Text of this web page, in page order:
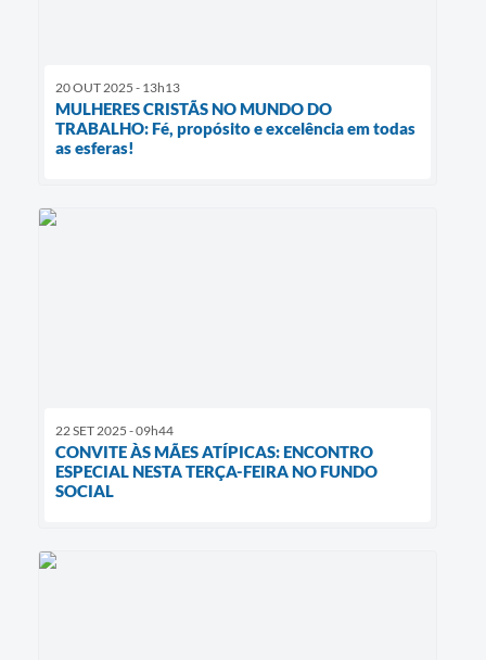
20 OUT 2025 - 13h13
MULHERES CRISTÃS NO MUNDO DO
TRABALHO: Fé, propósito e excelência em todas
as esferas!
22 SET 2025 - 09h44
CONVITE ÀS MÃES ATÍPICAS: ENCONTRO
ESPECIAL NESTA TERÇA-FEIRA NO FUNDO
SOCIAL